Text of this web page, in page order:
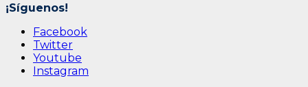
¡Síguenos!
Facebook
Twitter
Youtube
Instagram